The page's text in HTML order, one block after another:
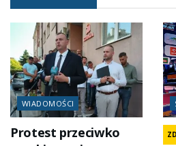
WIADOMOŚCI
Protest przeciwko